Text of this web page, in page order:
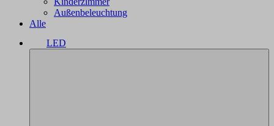
Außenbeleuchtung
Alle
LED